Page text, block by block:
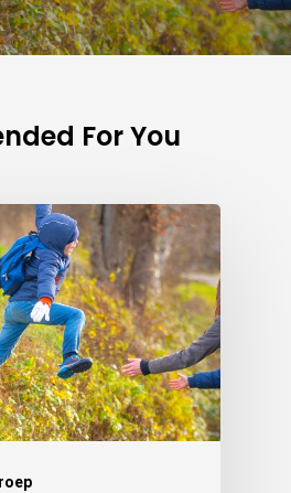
For You